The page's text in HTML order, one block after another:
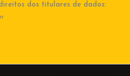
dos titulares de dados: